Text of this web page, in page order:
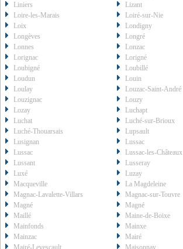
Liniers
Lizant
Loire-les-Marais
Loiré-sur-Nie
Loix
Londigny
Longèves
Longré
Lonnes
Lonzac
Lorignac
Lorigné
Loubigné
Loubillé
Loudun
Louin
Loulay
Louzac-Saint-André
Louzignac
Louzy
Lozay
Luchapt
Luchat
Luché-sur-Brioux
Luché-Thouarsais
Lupsault
Lusignan
Lussac
Lussac
Lussac-les-Châteaux
Lussant
Lusseray
Luxé
Luzay
Macqueville
La Magdeleine
Magnac-Lavalette-Villars
Magnac-sur-Touvre
Magné
Magné
Maillé
Maine-de-Boixe
Mainfonds
Mainxe
Mainzac
Mairé
Mairé-Levescault
Maisonnay